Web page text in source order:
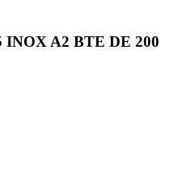
A2 BTE DE 200